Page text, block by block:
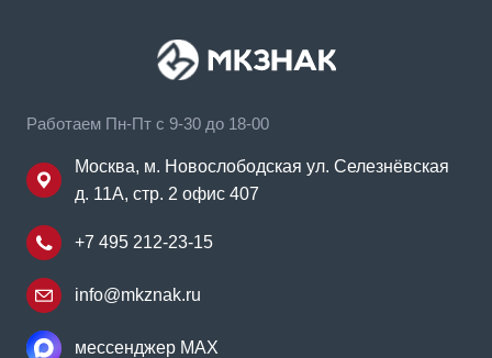
Работаем Пн-Пт с 9-30 до 18-00
Москва, м. Новослободская ул. Селезнёвская
д. 11А, стр. 2 офис 407
+7 495 212-23-15
info@mkznak.ru
мессенджер MAX